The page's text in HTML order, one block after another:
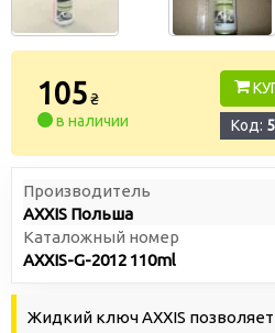
105₴
в наличии
Код:
Производитель
AXXIS Польша
Каталожный номер
AXXIS-G-2012 110ml
Жидкий ключ AXXIS